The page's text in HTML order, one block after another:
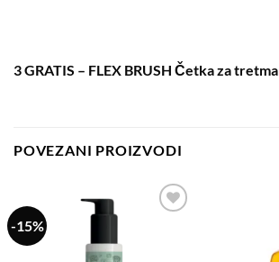
3 GRATIS – FLEX BRUSH Četka za
POVEZANI PROIZVODI
-15%